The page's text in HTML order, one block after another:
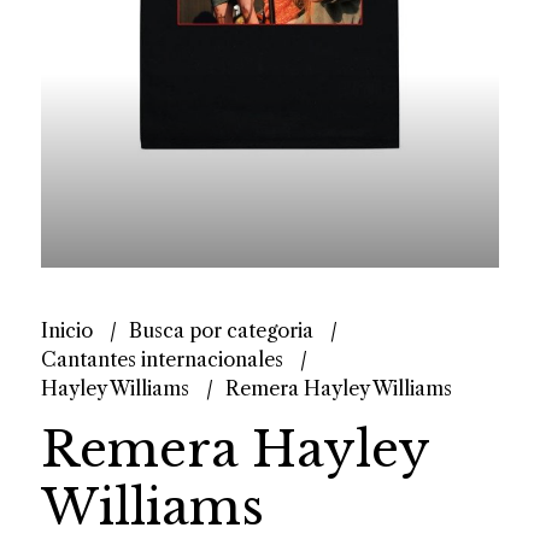
Inicio
Busca por categoria
Cantantes internacionales
Hayley Williams
Remera Hayley Williams
Remera Hayley
Williams